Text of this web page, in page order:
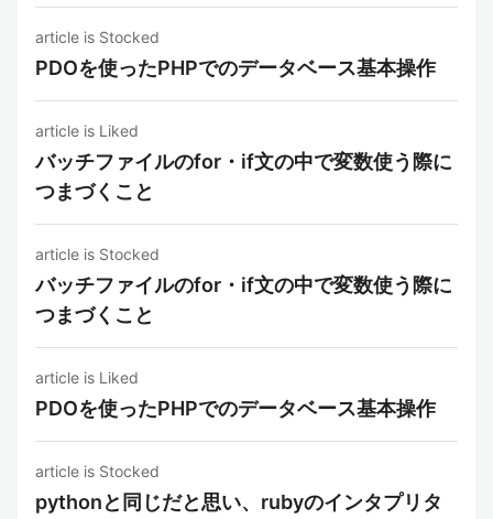
article is Stocked
PDOを使ったPHPでのデータベース基本操作
article is Liked
バッチファイルのfor・if文の中で変数使う際に
つまづくこと
article is Stocked
バッチファイルのfor・if文の中で変数使う際に
つまづくこと
article is Liked
PDOを使ったPHPでのデータベース基本操作
article is Stocked
pythonと同じだと思い、rubyのインタプリタ